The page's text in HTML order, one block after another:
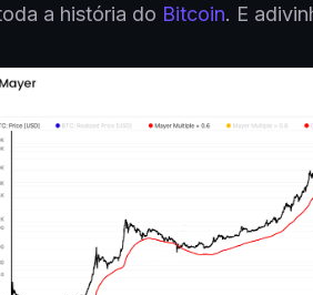
a história do Bitcoin. E